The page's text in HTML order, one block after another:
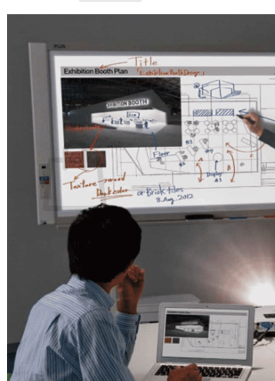
กลับสู่หน้าร้านค้า
0
ตะกร้าสินค้า
ไม่มีสินค้าในตะกร้า
กลับสู่หน้าร้านค้า